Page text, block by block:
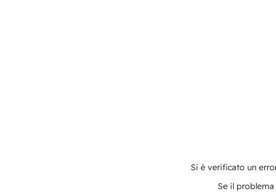
Si è verificato un
Se il